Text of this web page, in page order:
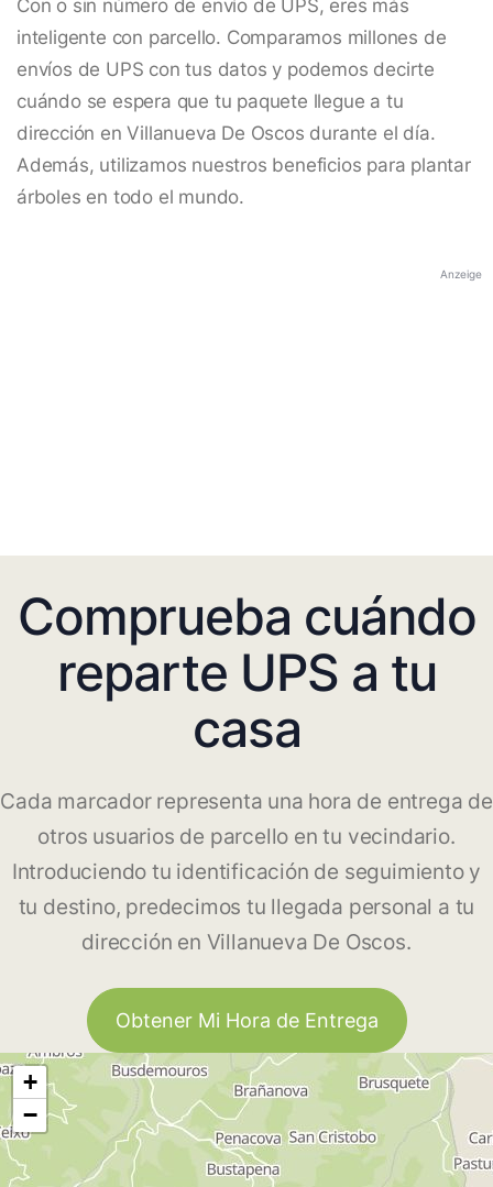
Con o sin número de envío de UPS, eres más
inteligente con parcello. Comparamos millones de
envíos de UPS con tus datos y podemos decirte
cuándo se espera que tu paquete llegue a tu
dirección en Villanueva De Oscos durante el día.
Además, utilizamos nuestros beneficios para plantar
árboles en todo el mundo.
Anzeige
Comprueba cuándo
reparte UPS a tu
casa
Cada marcador representa una hora de entrega de
otros usuarios de parcello en tu vecindario.
Introduciendo tu identificación de seguimiento y
tu destino, predecimos tu llegada personal a tu
dirección en Villanueva De Oscos.
Obtener Mi Hora de Entrega
+
−